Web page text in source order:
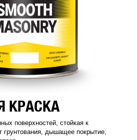
КРАСКА
поверхностей, стойкая к
грунтования, дышащее покрытие,